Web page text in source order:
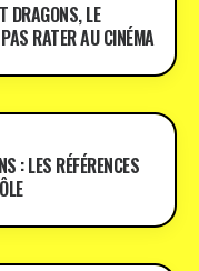
DRAGONS, LE
RATER AU CINÉMA
: LES RÉFÉRENCES